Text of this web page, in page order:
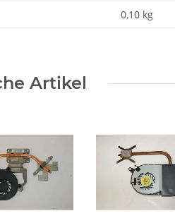
0,10 kg
Artikel